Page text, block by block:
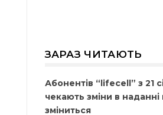
ЗАРАЗ ЧИТАЮТЬ
Абонентів “lifecell” з 21
чекають зміни в
зміниться